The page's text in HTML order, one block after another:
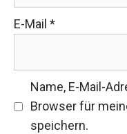
E-Mail *
Name, E-Mail-
Browser für
speichern.